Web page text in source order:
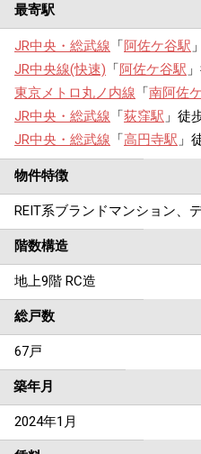
最寄駅
JR中央・総武線 「阿佐ケ谷駅
JR中央線(快速) 「阿佐ケ谷駅
東京メトロ丸ノ内線 「南阿佐
JR中央・総武線 「荻窪駅 」徒
JR中央・総武線 「高円寺駅 」
物件特徴
REIT系ブランドマンション、
階数構造
地上9階 RC造
総戸数
67戸
築年月
2024年1月